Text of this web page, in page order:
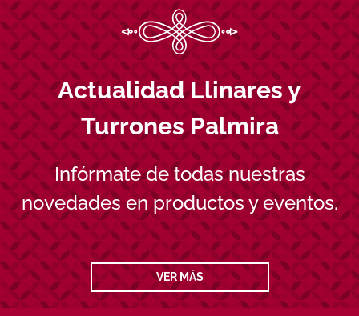
Actualidad Llinares y
Turrones Palmira
Infórmate de todas nuestras
novedades en productos y eventos.
VER MÁS